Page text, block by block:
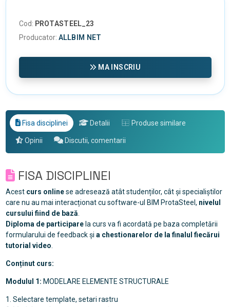
Cod: PROTASTEEL_23
Producator: ALLBIM NET
MA INSCRIU
Fisa disciplinei Detalii Produse similare
Opinii Discutii, comentarii
FISA DISCIPLINEI
Acest curs onlinese adresează atât studenților, cât și specialiștilor
care nu au mai interacționat cu software-ul BIM ProtaSteel, nivelul
cursului fiind de bază
Diploma de participarela curs va fi acordată pe baza completării
formularului de feedback și a chestionarelor de la finalul fiecărui
tutorial video
Conținut curs:
Modulul 1: MODELARE ELEMENTE STRUCTURALE
1. Selectare template, setari rastru